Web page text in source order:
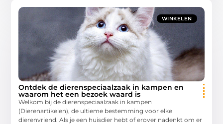
WINKELEN
Ontdek de dierenspeciaalzaak in kampen en
waarom het een bezoek waard is
Welkom bij de dierenspeciaalzaak in kampen
(Dierenartikelen), de ultieme bestemming voor elke
dierenvriend. Als je een huisdier hebt of erover nadenkt om er